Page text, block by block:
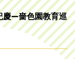
慶—嗇色園教育巡